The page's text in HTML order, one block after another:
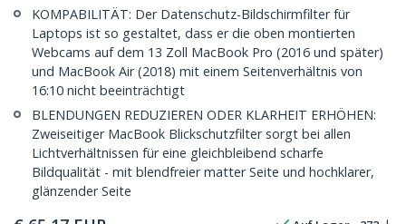
KOMPABILITÄT: Der Datenschutz-Bildschirmfilter für
Laptops ist so gestaltet, dass er die oben montierten
Webcams auf dem 13 Zoll MacBook Pro (2016 und später)
und MacBook Air (2018) mit einem Seitenverhältnis von
16:10 nicht beeinträchtigt
BLENDUNGEN REDUZIEREN ODER KLARHEIT ERHÖHEN:
Zweiseitiger MacBook Blickschutzfilter sorgt bei allen
Lichtverhältnissen für eine gleichbleibend scharfe
Bildqualität - mit blendfreier matter Seite und hochklarer,
glänzender Seite